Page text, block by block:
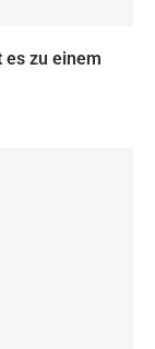
zu einem